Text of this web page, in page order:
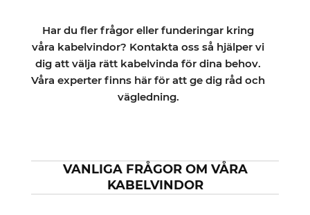
Har du fler frågor eller funderingar kring
våra kabelvindor? Kontakta oss så hjälper vi
dig att välja rätt kabelvinda för dina behov.
Våra experter finns här för att ge dig råd och
vägledning.
VANLIGA FRÅGOR OM VÅRA
KABELVINDOR